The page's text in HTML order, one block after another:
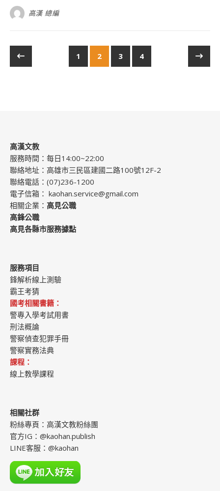
高漢 總編
1 2 3 4
高漢文教
服務時間：每日14:00~22:00
聯絡地址：高雄市三民區建國二路100號12F-2
聯絡電話：(07)236-1200
電子信箱： kaohan.service@gmail.com
相關企業： 高見公職
高鋒公職
高見各縣市服務據點
服務項目
鋒解析線上測驗
霸王考猜
國考相關書籍：
警專入學考試用書
刑法概論
警察偵查犯罪手冊
警察實務法典
課程：
線上教學課程
相關社群
粉絲專頁： 高漢文教粉絲團
官方IG： @kaohan.publish
LINE客服： @kaohan